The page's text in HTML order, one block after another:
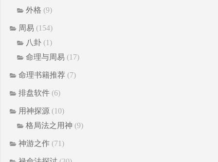
外格 (9)
周易 (154)
八卦 (1)
命理与周易 (17)
命理书籍推荐 (7)
排盘软件 (6)
用神探源 (10)
格局法之用神 (9)
神游之作 (71)